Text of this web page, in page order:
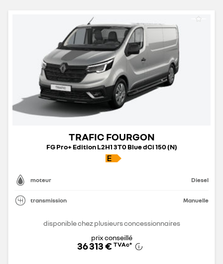
TRAFIC FOURGON
FG Pro+ Edition L2H1 3T0 Blue dCi 150 (N)
moteur Diesel
transmission Manuelle
disponible chez plusieurs concessionnaires
prix conseillé
36 313 € TVAc*